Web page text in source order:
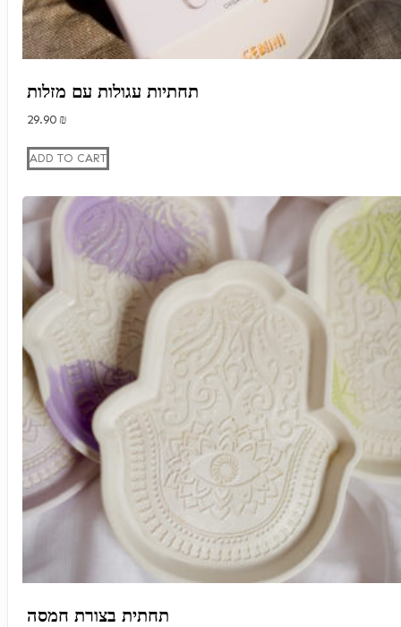
תחתיות עגולות עם מזלות
29.90 ₪
ADD TO CART
תחתית בצורת חמסה